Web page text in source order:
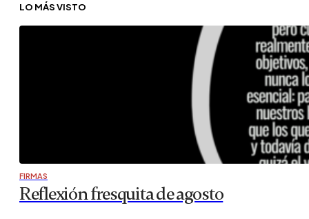
LO MÁS VISTO
FIRMAS
Reflexión fresquita de agosto